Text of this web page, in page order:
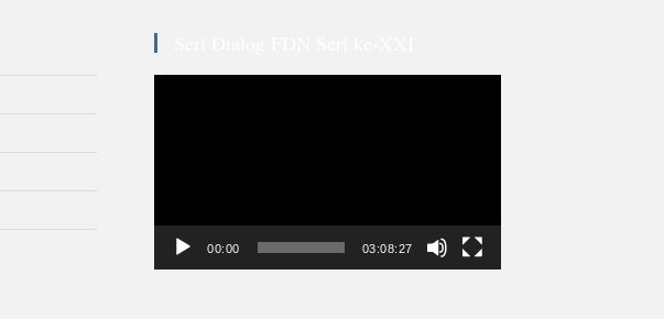
00:00 03:08:27